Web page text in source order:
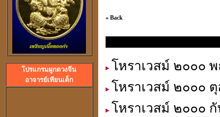
ลวงพ่อปลื้ม วัดสวนหงส
พระอาจารย์ปุ้ม วัดศาลาแดง
โปรแกรมผูกดวงจีน
อาจารย์เทียนเต็ก
« Back
โหราเวสม์ ๒๐๐๐
โหราเวสม์ ๒๐๐๐
โหราเวสม์ ๒๐๐๐